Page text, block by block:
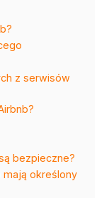
z serwisów
bezpieczne?
mają określony